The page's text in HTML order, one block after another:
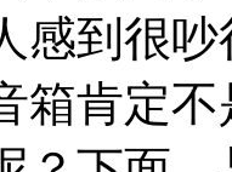
感到很
箱肯定